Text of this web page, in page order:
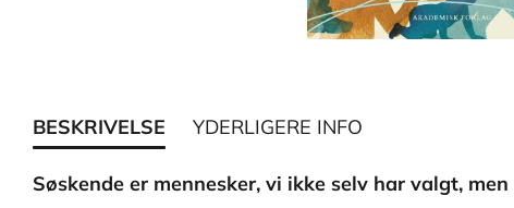
BESKRIVELSE YDERLIGERE INFO
Søskende er mennesker, vi ikke selv har valgt,